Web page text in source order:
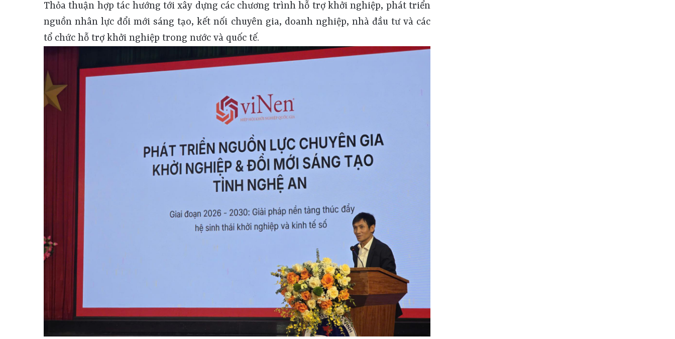
Thỏa thuận hợp tác hướng tới xây dựng các chương trình hỗ trợ khởi nghiệp, phát triển
nguồn nhân lực đổi mới sáng tạo, kết nối chuyên gia, doanh nghiệp, nhà đầu tư và các
tổ chức hỗ trợ khởi nghiệp trong nước và quốc tế.